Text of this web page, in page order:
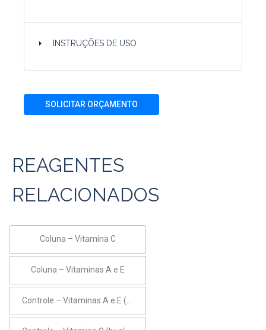
INSTRUÇÕES DE USO
SOLICITAR ORÇAMENTO
REAGENTES
RELACIONADOS
Coluna – Vitamina C
Coluna – Vitaminas A e E